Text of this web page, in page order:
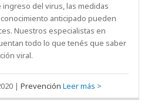
del virus, las medidas
anticipado pueden
Nuestros especialistas en
todo lo que tenés que saber
viral.
|Prevención Leer más >